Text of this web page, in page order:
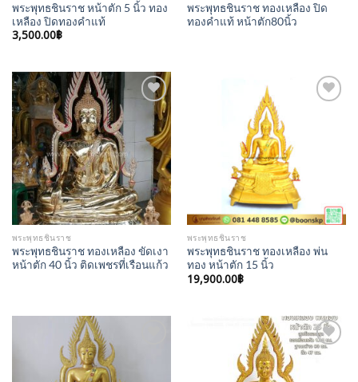
พระพุทธชินราช หน้าตัก 5 นิ้ว ทอง
เหลือง ปิดทองคำแท้
3,500.00฿
พระพุทธชินราช ทองเหลือง ปิด
ทองคำแท้ หน้าตัก80นิ้ว
Add to
Wishlist
พระพุทธชินราช
พระพุทธชินราช ทองเหลือง ขัดเงา
หน้าตัก 40 นิ้ว ติดเพชรที่เรือนแก้ว
พระพุทธชินราช
พระพุทธชินราช ทองเหลือง พ่น
ทอง หน้าตัก 15 นิ้ว
19,900.00฿
Add to